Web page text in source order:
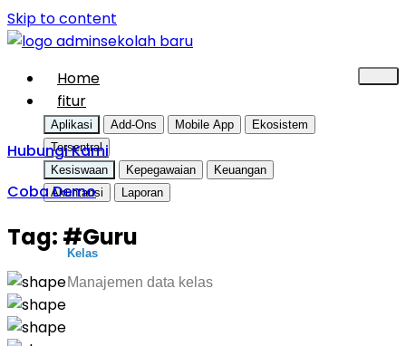
Skip to content
Home
fitur
Aplikasi Add-Ons Mobile App
Ekosistem
Tersentral
Kesiswaan
Kepegawaian
Keuangan
Akuntansi
Laporan
Kelas
Manajemen data kelas
Hubungi Kami
Coba Demo
Tag: #Guru